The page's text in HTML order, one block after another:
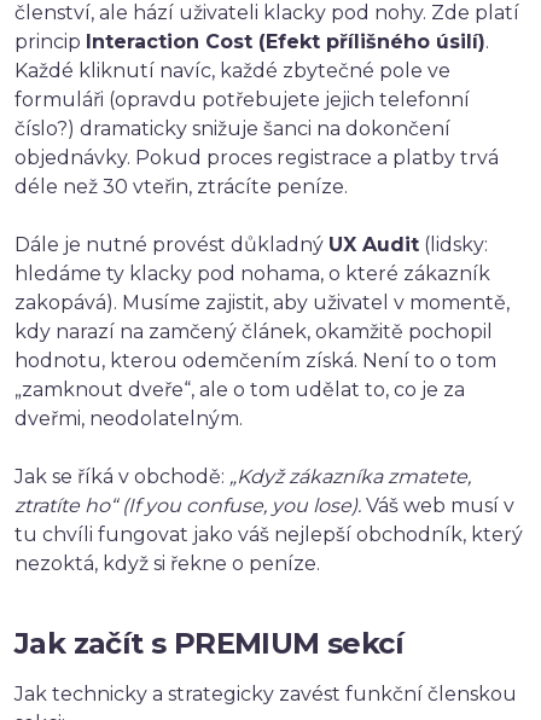
členství, ale hází uživateli klacky pod nohy. Zde platí
princip Interaction Cost (Efekt přílišného úsilí).
Každé kliknutí navíc, každé zbytečné pole ve
formuláři (opravdu potřebujete jejich telefonní
číslo?) dramaticky snižuje šanci na dokončení
objednávky. Pokud proces registrace a platby trvá
déle než 30 vteřin, ztrácíte peníze.
Dále je nutné provést důkladný UX Audit (lidsky:
hledáme ty klacky pod nohama, o které zákazník
zakopává). Musíme zajistit, aby uživatel v momentě,
kdy narazí na zamčený článek, okamžitě pochopil
hodnotu, kterou odemčením získá. Není to o tom
„zamknout dveře“, ale o tom udělat to, co je za
dveřmi, neodolatelným.
Jak se říká v obchodě: „Když zákazníka zmatete,
ztratíte ho“ (If you confuse, you lose). Váš web musí v
tu chvíli fungovat jako váš nejlepší obchodník, který
nezoktá, když si řekne o peníze.
Jak začít s PREMIUM sekcí
Jak technicky a strategicky zavést funkční členskou